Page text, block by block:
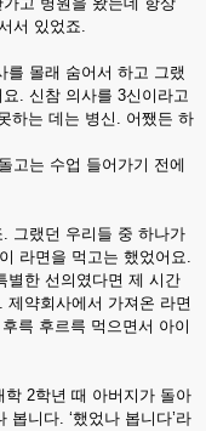
서 있었죠.
를 몰래 숨어서 하고 그랬
. 신참 의사를 3신이라고
하는 데는 병신. 어쨌든 하
고는 수업 들어가기 전에
그랬던 우리들 중 하나가
라면을 먹고는 했었어요.
별한 선의였다면 제 시간
약회사에서 가져온 라면
륵 후르륵 먹으면서 아이
2학년 때 아버지가 돌아
봅니다. ‘했었나 봅니다’라